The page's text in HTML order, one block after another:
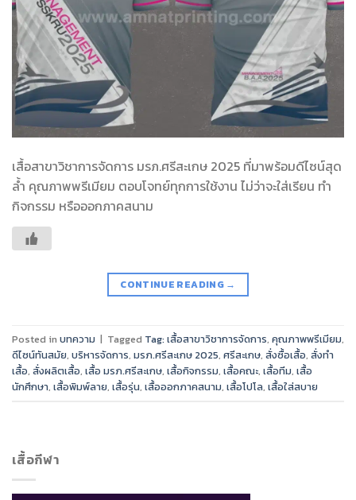
เสื้อสาขาวิชาการจัดการ มรภ.ศรีสะเกษ 2025 ที่มาพร้อมดีไซน์สุด
ล้ำ คุณภาพพรีเมียม ตอบโจทย์ทุกการใช้งาน ไม่ว่าจะใส่เรียน ทำ
กิจกรรม หรือออกภาคสนาม
CONTINUE READING →
Posted in บทความ | Tagged Tag: เสื้อสาขาวิชาการจัดการ, คุณภาพพรีเมียม,
ดีไซน์ทันสมัย, บริหารจัดการ, มรภ.ศรีสะเกษ 2025, ศรีสะเกษ, สั่งซื้อเสื้อ, สั่งทำ
เสื้อ, สั่งผลิตเสื้อ, เสื้อ มรภ.ศรีสะเกษ, เสื้อกิจกรรม, เสื้อคณะ, เสื้อทีม, เสื้อ
นักศึกษา, เสื้อพิมพ์ลาย, เสื้อรุ่น, เสื้อออกภาคสนาม, เสื้อโปโล, เสื้อใส่สบาย
เสื้อกีฬา